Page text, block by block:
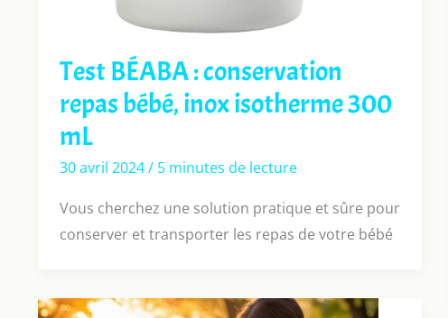
Test BÉABA : conservation
repas bébé, inox isotherme 300
mL
30 avril 2024/ 5 minutes de lecture
Vous cherchez une solution pratique et sûre pour
conserver et transporter les repas de votre bébé